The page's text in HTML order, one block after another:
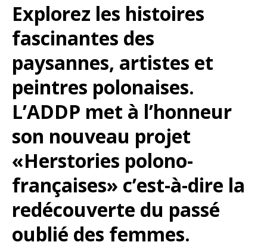
Explorez les histoires
fascinantes des
paysannes, artistes et
peintres polonaises.
L’ADDP met à l’honneur
son nouveau projet
«Herstories polono-
françaises» c’est-à-dire la
redécouverte du passé
oublié des femmes.